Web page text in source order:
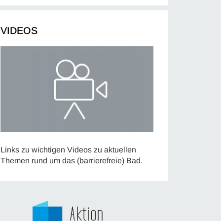
VIDEOS
Links zu wichtigen Videos zu aktuellen
Themen rund um das (barrierefreie) Bad.